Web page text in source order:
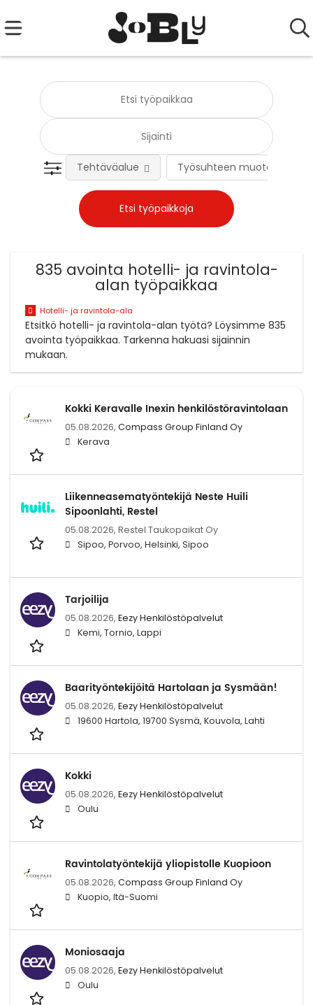
Työsuhteen muoto
Tehtäväalue
835 avointa hotelli- ja ravintola-
alan työpaikkaa
Hotelli- ja ravintola-ala
Etsitkö hotelli- ja ravintola-alan työtä? Löysimme 835
avointa työpaikkaa. Tarkenna hakuasi sijainnin
mukaan.
Kokki Keravalle Inexin henkilöstöravintolaan
05.08.2026, Compass Group Finland Oy
Kerava
Liikenneasematyöntekijä Neste Huili
Sipoonlahti, Restel
05.08.2026, Restel Taukopaikat Oy
Sipoo, Porvoo, Helsinki, Sipoo
Tarjoilija
05.08.2026, Eezy Henkilöstöpalvelut
Kemi, Tornio, Lappi
Baarityöntekijöitä Hartolaan ja Sysmään!
05.08.2026, Eezy Henkilöstöpalvelut
19600 Hartola, 19700 Sysmä, Kouvola, Lahti
Kokki
05.08.2026, Eezy Henkilöstöpalvelut
Oulu
Ravintolatyöntekijä yliopistolle Kuopioon
05.08.2026, Compass Group Finland Oy
Kuopio, Itä-Suomi
Moniosaaja
05.08.2026, Eezy Henkilöstöpalvelut
Oulu